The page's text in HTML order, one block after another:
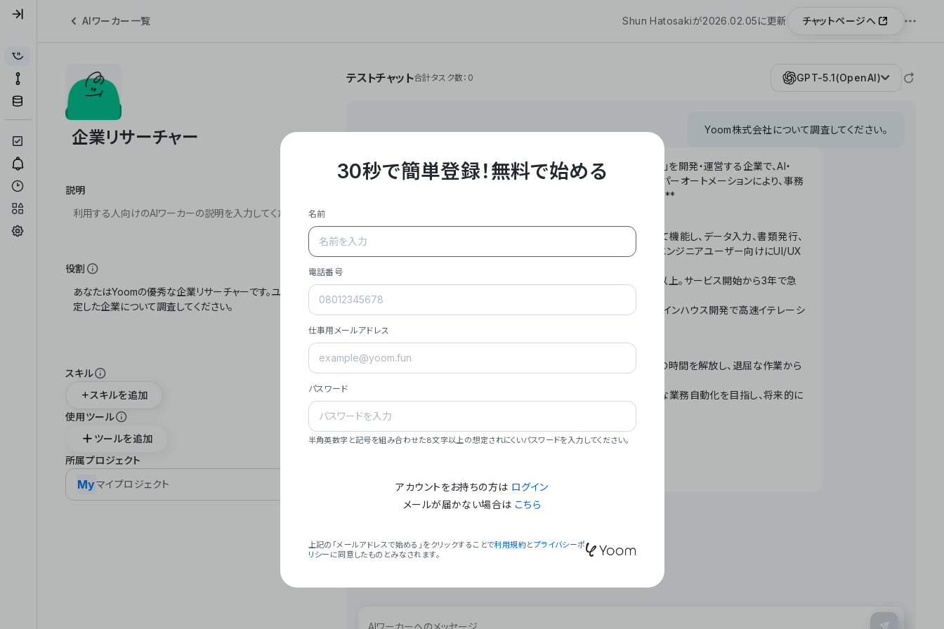
AIワーカー一覧 Shun Hatosakiが2026.02.05に更新 チャットページへ
説明
役割
スキル
スキルを追加
使用ツール
ツールを追加
所属プロジェクト
Myマイプロジェクト
テストチャット合計タスク数：0 GPT-5.1(OpenAI)
Yoom株式会社について調査してください。
**Yoom株式会社は、ビジネスオートメーションSaaS「Yoom」を開発・運営する企業で、AI・
API・RPA・OCRなどの技術をノーコードで組み合わせたハイパーオートメーションにより、事務
作業やデスクワークを自動化するサービスを提供しています。**
- **主力プロダクト「Yoom」**: SaaS連携データベースとして機能し、データ入力、書類発行、
メール対応、請求書処理、日報作成などの業務を自動化。非エンジニアユーザー向けにUI/UX
- **実績**: 国内利用社数20,000社超、直近成長率300%以上。サービス開始から3年で急
- **強み**: すべての自動化技術を1プラットフォームで完結。インハウス開発で高速イテレーシ
- **ミッション**: 「We Make Time」 – テクノロジーで人々の時間を解放し、退屈な作業から
- **ビジョン**: 「Global Business Automation」 – 世界的な業務自動化を目指し、将来的に
### 会社概要
30秒で簡単登録！無料で始める
名前
電話番号
仕事用メールアドレス
パスワード
半角英数字と記号を組み合わせた8文字以上の想定されにくいパスワードを入力してください。
アカウントをお持ちの方は ログイン
メールが届かない場合は こちら
上記の「メールアドレスで始める」をクリックすることで利用規約とプライバシーポ
リシー に同意したものとみなされます。